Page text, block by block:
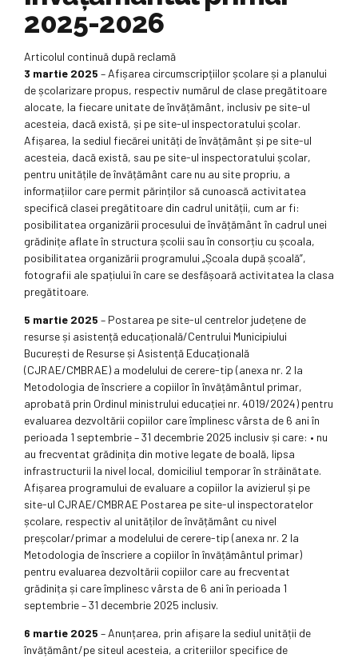
2025-2026
Articolul continuă după reclamă
3 martie 2025 – Afișarea circumscripțiilor școlare și a planului
de școlarizare propus, respectiv numărul de clase pregătitoare
alocate, la fiecare unitate de învățământ, inclusiv pe site-ul
acesteia, dacă există, și pe site-ul inspectoratului școlar.
Afișarea, la sediul fiecărei unități de învățământ și pe site-ul
acesteia, dacă există, sau pe site-ul inspectoratului școlar,
pentru unitățile de învățământ care nu au site propriu, a
informațiilor care permit părinților să cunoască activitatea
specifică clasei pregătitoare din cadrul unității, cum ar fi:
posibilitatea organizării procesului de învățământ în cadrul unei
grădinițe aflate în structura școlii sau în consorțiu cu școala,
posibilitatea organizării programului „Școala după școală”,
fotografii ale spațiului în care se desfășoară activitatea la clasa
pregătitoare.
5 martie 2025 – Postarea pe site-ul centrelor județene de
resurse și asistență educațională/Centrului Municipiului
București de Resurse și Asistență Educațională
(CJRAE/CMBRAE) a modelului de cerere-tip (anexa nr. 2 la
Metodologia de înscriere a copiilor în învățământul primar,
aprobată prin Ordinul ministrului educației nr. 4019/2024) pentru
evaluarea dezvoltării copiilor care împlinesc vârsta de 6 ani în
perioada 1 septembrie – 31 decembrie 2025 inclusiv și care: • nu
au frecventat grădinița din motive legate de boală, lipsa
infrastructurii la nivel local, domiciliul temporar în străinătate.
Afișarea programului de evaluare a copiilor la avizierul și pe
site-ul CJRAE/CMBRAE Postarea pe site-ul inspectoratelor
școlare, respectiv al unităților de învățământ cu nivel
preșcolar/primar a modelului de cerere-tip (anexa nr. 2 la
Metodologia de înscriere a copiilor în învățământul primar)
pentru evaluarea dezvoltării copiilor care au frecventat
grădinița și care împlinesc vârsta de 6 ani în perioada 1
septembrie – 31 decembrie 2025 inclusiv.
6 martie 2025 – Anunțarea, prin afișare la sediul unității de
învățământ/pe siteul acesteia, a criteriilor specifice de